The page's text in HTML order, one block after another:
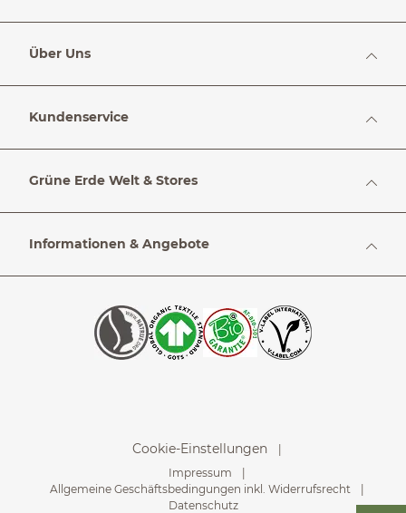
Über Uns
Kundenservice
Grüne Erde Welt & Stores
Informationen & Angebote
Cookie-Einstellungen
Impressum
Allgemeine Geschäftsbedingungen inkl. Widerrufsrecht
Datenschutz